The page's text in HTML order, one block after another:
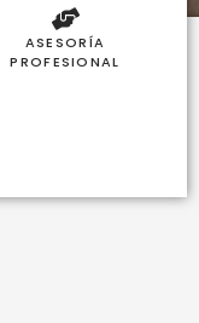
ASESORÍA
PROFESIONAL